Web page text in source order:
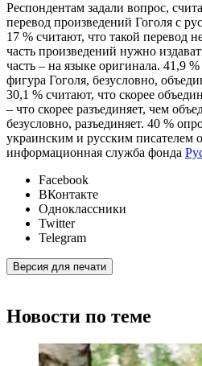
Респондентам задали вопрос,
перевод произведений Гоголя с
17 % считают, что такой перевод
часть произведений нужно
часть – на языке оригинала. 41,9
фигура Гоголя, безусловно,
30,1 % считают, что скорее
– что скорее разъединяет, чем
безусловно, разъединяет. 40 %
украинским и русским писателем
информационная служба фонда
Facebook
ВКонтакте
Одноклассники
Twitter
Telegram
Версия для печати
Новости по теме